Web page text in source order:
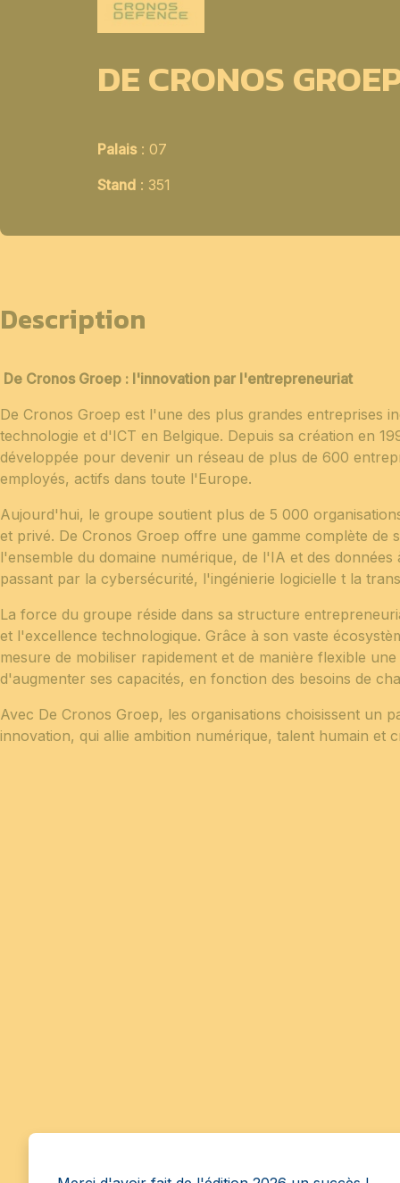
DE CRONOS
Palais: 07
Stand : 351
Description
De Cronos Groep : l'innovation par l'entrepreneuriat
De Cronos Groep est l'une des plus grandes entreprises
technologie et d'ICT en Belgique. Depuis sa création en
développée pour devenir un réseau de plus de 600
employés, actifs dans toute l'Europe.
Aujourd'hui, le groupe soutient plus de 5 000
et privé. De Cronos Groep offre une gamme complète de
l'ensemble du domaine numérique, de l'IA et des
passant par la cybersécurité, l'ingénierie logicielle t la
La force du groupe réside dans sa structure
et l'excellence technologique. Grâce à son vaste
mesure de mobiliser rapidement et de manière flexible
d'augmenter ses capacités, en fonction des besoins de
Avec De Cronos Groep, les organisations choisissent un
innovation, qui allie ambition numérique, talent humain et